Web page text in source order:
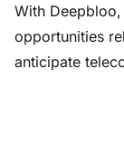
With
opportunities
anticipate